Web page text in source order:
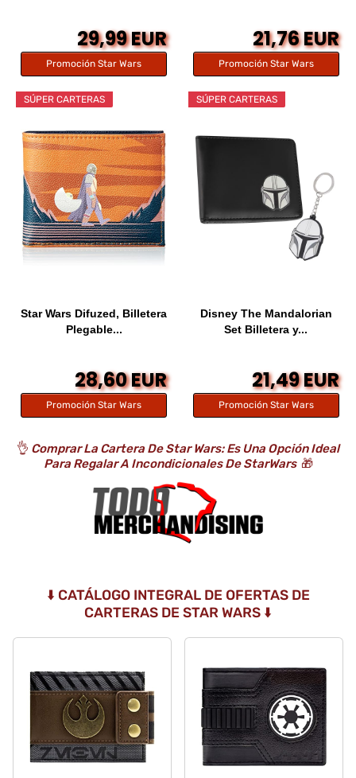
29,99 EUR
Promoción Star Wars
21,76 EUR
Promoción Star Wars
SÚPER CARTERAS
Star Wars Difuzed, Billetera
Plegable...
28,60 EUR
Promoción Star Wars
SÚPER CARTERAS
Disney The Mandalorian
Set Billetera y...
21,49 EUR
Promoción Star Wars
👌 Comprar La Cartera De Star Wars: Es Una Opción Ideal
Para Regalar A Incondicionales De StarWars 🎁
⬇️ CATÁLOGO INTEGRAL DE OFERTAS DE
CARTERAS DE STAR WARS ⬇️